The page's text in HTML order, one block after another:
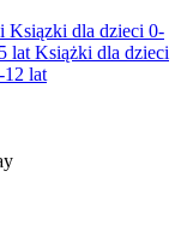
Ksiązki dla dzieci 0-
lat Książki dla dzieci
lat